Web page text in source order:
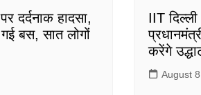
दर्दनाक हादसा,
बस, सात लोगों
IIT
करेंगे
August